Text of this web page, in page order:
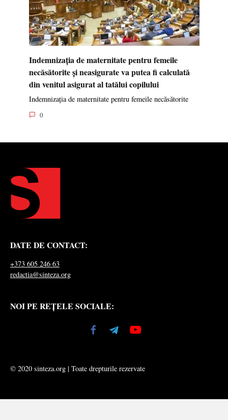
Indemnizația de maternitate pentru femeile
necăsătorite și neasigurate va putea fi calculată
din venitul asigurat al tatălui copilului
Indemnizația de maternitate pentru femeile necăsătorite
0
DATE DE CONTACT:
+373 605 246 63
redactia@sinteza.org
NOI PE REȚELE SOCIALE:
© 2020 sinteza.org | Toate drepturile rezervate